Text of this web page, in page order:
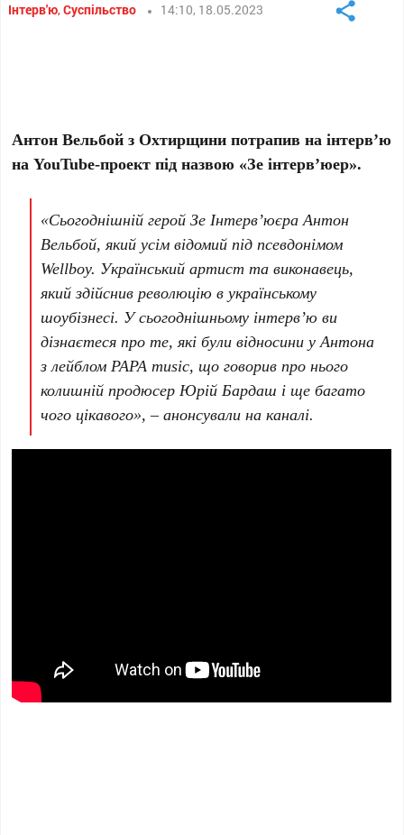
Інтерв'ю,Суспільство 14:10, 18.05.2023
Антон Вельбой з Охтирщини потрапив на інтерв’ю
на YouTube-проект під назвою «Зе інтерв’юер».
«Сьогоднішній герой Зе Інтерв’юєра Антон
Вельбой, який усім відомий під псевдонімом
Wellboy. Український артист та виконавець,
який здійснив революцію в українському
шоубізнесі. У сьогоднішньому інтерв’ю ви
дізнаєтеся про те, які були відносини у Антона
з лейблом PAPA music, що говорив про нього
колишній продюсер Юрій Бардаш і ще багато
чого цікавого», – анонсували на каналі.